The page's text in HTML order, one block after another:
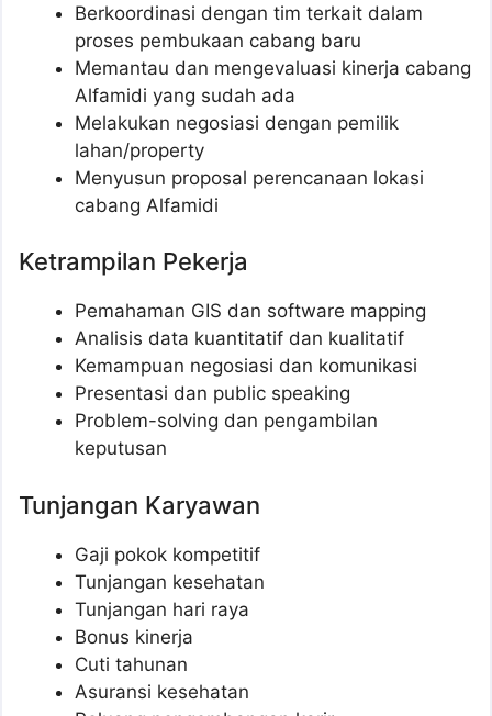
Berkoordinasi dengan tim terkait dalam
proses pembukaan cabang baru
Memantau dan mengevaluasi kinerja cabang
Alfamidi yang sudah ada
Melakukan negosiasi dengan pemilik
lahan/property
Menyusun proposal perencanaan lokasi
cabang Alfamidi
Ketrampilan Pekerja
Pemahaman GIS dan software mapping
Analisis data kuantitatif dan kualitatif
Kemampuan negosiasi dan komunikasi
Presentasi dan public speaking
Problem-solving dan pengambilan
keputusan
Tunjangan Karyawan
Gaji pokok kompetitif
Tunjangan kesehatan
Tunjangan hari raya
Bonus kinerja
Cuti tahunan
Asuransi kesehatan